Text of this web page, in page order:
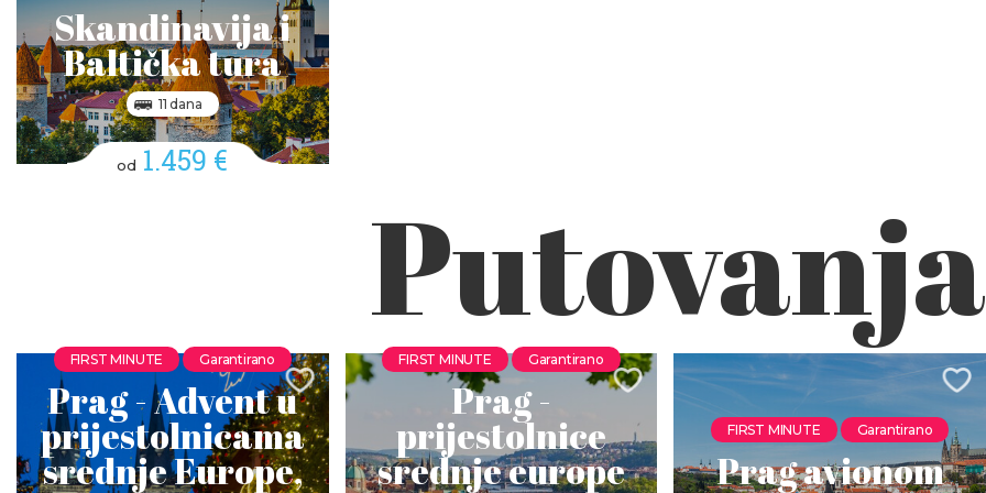
Skandinavija i
Baltička tura
11 dana
od 1.459 €
Putovanja
FIRST MINUTE Garantirano
Prag - Advent u
prijestolnicama
srednje Europe,
FIRST MINUTE Garantirano
Prag -
prijestolnice
srednje europe
FIRST MINUTE Garantirano
Prag avionom